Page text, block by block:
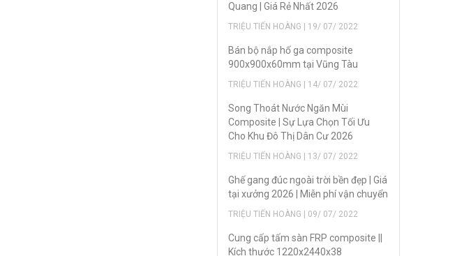
Quang | Giá Rẻ Nhất 2026
TRIỆU TIẾN HOÀNG | 19/ 07/ 2022
Bán bộ nắp hố ga composite
900x900x60mm tại Vũng Tàu
TRIỆU TIẾN HOÀNG | 14/ 07/ 2022
Song Thoát Nước Ngăn Mùi
Composite | Sự Lựa Chọn Tối Ưu
Cho Khu Đô Thị Dân Cư 2026
TRIỆU TIẾN HOÀNG | 13/ 07/ 2022
Ghế gang đúc ngoài trời bền đẹp | Giá
tại xưởng 2026 | Miễn phí vận chuyển
TRIỆU TIẾN HOÀNG | 09/ 07/ 2022
Cung cấp tấm sàn FRP composite ||
Kích thước 1220x2440x38